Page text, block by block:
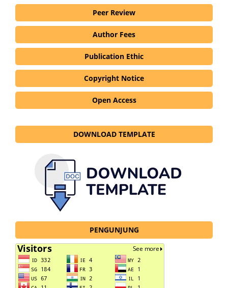
Peer Review
Author Fees
Publication Ethic
Copyright Notice
Open Access
DOWNLOAD TEMPLATE
PENGUNJUNG